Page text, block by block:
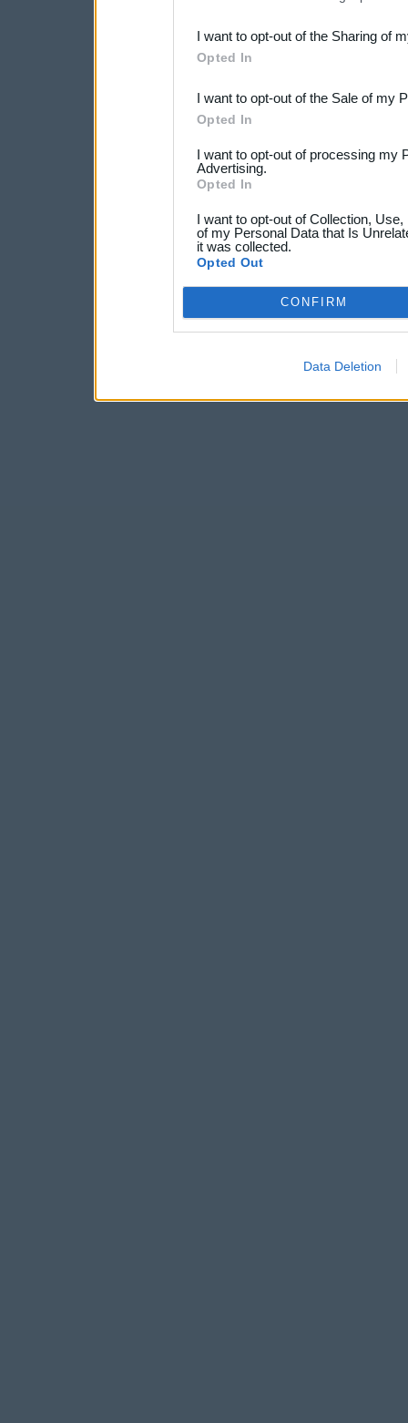
Downstream Participants
third parties.
I want to opt-out of the Sharing of
Opted In
I want to opt-out of the Sale of my
Opted In
I want to opt-out of processing my
Advertising.
Opted In
I want to opt-out of Collection,
of my Personal Data that Is
it was collected.
Opted Out
CONFIRM
Data Deletion